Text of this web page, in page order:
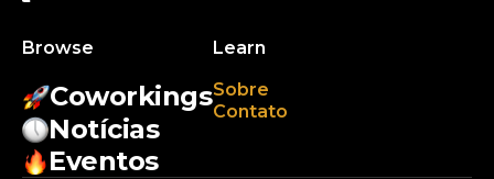
Browse
Coworkings
Notícias
Eventos
Learn
Sobre
Contato